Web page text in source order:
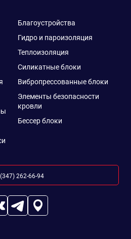
Благоустройства
Гидро и пароизоляция
Теплоизоляция
Силикатные блоки
Вибропрессованные блоки
Элементы безопасности
кровли
Бессер блоки
262-66-94